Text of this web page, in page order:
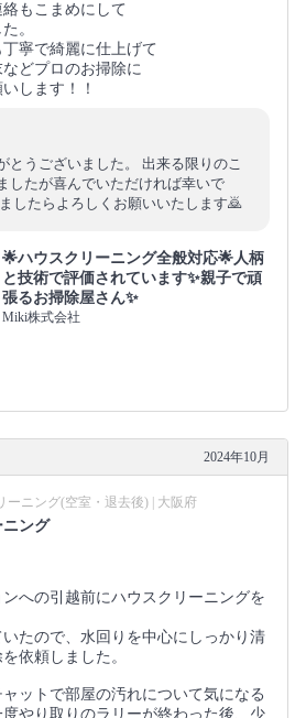
もこまめにして
。
寧で綺麗に仕上げて
どプロのお掃除に
します！！
とうございました。 出来る限りのこ
したが喜んでいただければ幸いで
したらよろしくお願いいたします🙇
🌟ハウスクリーニング全般対応🌟人柄
と技術で評価されています✨親子で頑
張るお掃除屋さん✨
Miki株式会社
2024年10月
ーニング(空室・退去後) | 大阪府
ニング
への引越前にハウスクリーニングを
たので、水回りを中心にしっかり清
依頼しました。
ットで部屋の汚れについて気になる
やり取りのラリーが終わった後、少